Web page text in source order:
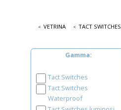
VETRINA TACT SWITCHES
Gamma
Tact Switches
Tact Switches
Waterproof